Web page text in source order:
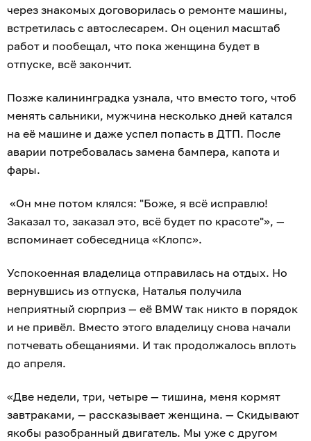
через знакомых договорилась о ремонте машины,
встретилась с автослесарем. Он оценил масштаб
работ и пообещал, что пока женщина будет в
отпуске, всё закончит.
Позже калининградка узнала, что вместо того, чтоб
менять сальники, мужчина несколько дней катался
на её машине и даже успел попасть в ДТП. После
аварии потребовалась замена бампера, капота и
фары.
«Он мне потом клялся: "Боже, я всё исправлю!
Заказал то, заказал это, всё будет по красоте"», —
вспоминает собеседница «Клопс».
Успокоенная владелица отправилась на отдых. Но
вернувшись из отпуска, Наталья получила
неприятный сюрприз — её BMW так никто в порядок
и не привёл. Вместо этого владелицу снова начали
потчевать обещаниями. И так продолжалось вплоть
до апреля.
«Две недели, три, четыре — тишина, меня кормят
завтраками, — рассказывает женщина. — Скидывают
якобы разобранный двигатель. Мы уже с другом